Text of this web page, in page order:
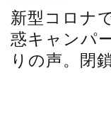
新型コロナ
惑キャンパ
りの声。閉